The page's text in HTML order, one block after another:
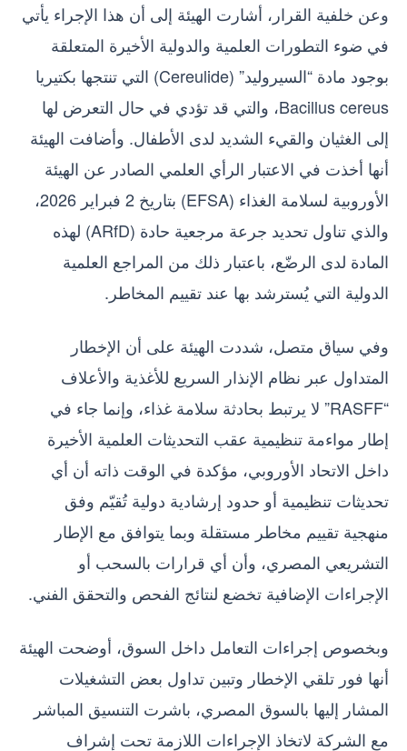
وعن خلفية القرار، أشارت الهيئة إلى أن هذا الإجراء يأتي
في ضوء التطورات العلمية والدولية الأخيرة المتعلقة
بوجود مادة “السيروليد” (Cereulide) التي تنتجها بكتيريا
Bacillus cereus، والتي قد تؤدي في حال التعرض لها
إلى الغثيان والقيء الشديد لدى الأطفال. وأضافت الهيئة
أنها أخذت في الاعتبار الرأي العلمي الصادر عن الهيئة
الأوروبية لسلامة الغذاء (EFSA) بتاريخ 2 فبراير 2026،
والذي تناول تحديد جرعة مرجعية حادة (ARfD) لهذه
المادة لدى الرضّع، باعتبار ذلك من المراجع العلمية
الدولية التي يُسترشد بها عند تقييم المخاطر.
وفي سياق متصل، شددت الهيئة على أن الإخطار
المتداول عبر نظام الإنذار السريع للأغذية والأعلاف
“RASFF” لا يرتبط بحادثة سلامة غذاء، وإنما جاء في
إطار مواءمة تنظيمية عقب التحديثات العلمية الأخيرة
داخل الاتحاد الأوروبي، مؤكدة في الوقت ذاته أن أي
تحديثات تنظيمية أو حدود إرشادية دولية تُقيّم وفق
منهجية تقييم مخاطر مستقلة وبما يتوافق مع الإطار
التشريعي المصري، وأن أي قرارات بالسحب أو
الإجراءات الإضافية تخضع لنتائج الفحص والتحقق الفني.
وبخصوص إجراءات التعامل داخل السوق، أوضحت الهيئة
أنها فور تلقي الإخطار وتبين تداول بعض التشغيلات
المشار إليها بالسوق المصري، باشرت التنسيق المباشر
مع الشركة لاتخاذ الإجراءات اللازمة تحت إشراف